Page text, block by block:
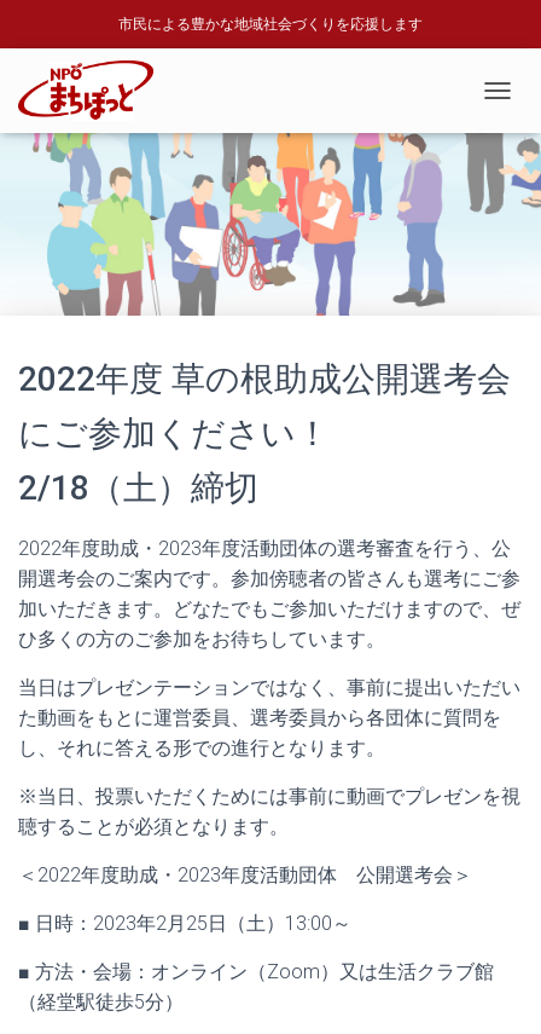
市民による豊かな地域社会づくりを応援します
O
G
G
L
T
2022年度 草の根助成公開選考会
にご参加ください！
2/18（土）締切
2022年度助成・2023年度活動団体の選考審査を行う、公
開選考会のご案内です。参加傍聴者の皆さんも選考にご参
加いただきます。どなたでもご参加いただけますので、ぜ
ひ多くの方のご参加をお待ちしています。
当日はプレゼンテーションではなく、事前に提出いただい
た動画をもとに運営委員、選考委員から各団体に質問を
し、それに答える形での進行となります。
※当日、投票いただくためには事前に動画でプレゼンを視
聴することが必須となります。
＜2022年度助成・2023年度活動団体 公開選考会＞
■ 日時：2023年2月25日（土）13:00～
■ 方法・会場：オンライン（Zoom）又は生活クラブ館
（経堂駅徒歩5分）